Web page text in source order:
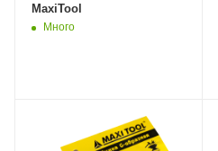
MaxiTool
Много